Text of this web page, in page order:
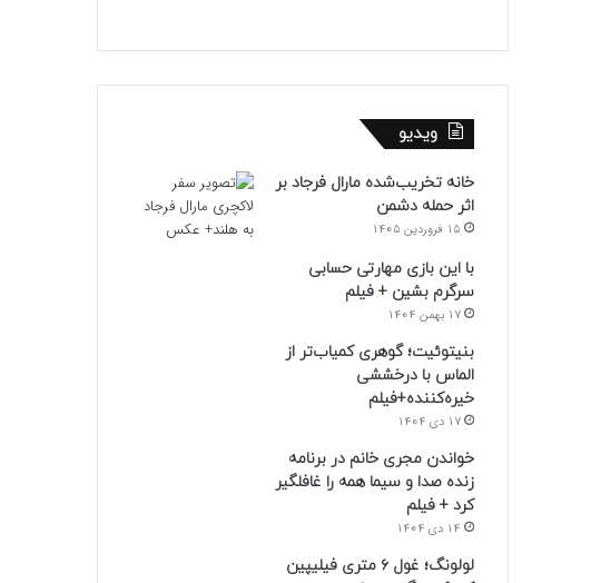
ویدیو
خانه تخریب‌شده مارال فرجاد بر
اثر حمله دشمن
15 فروردین 1405
با این بازی مهارتی حسابی
سرگرم بشین + فیلم
17 بهمن 1404
بنیتوئیت؛ گوهری کمیاب‌تر از
الماس با درخششی
خیره‌کننده+فیلم
17 دی 1404
خواندن مجری خانم در برنامه
زنده صدا و سیما همه را غافلگیر
کرد + فیلم
14 دی 1404
لولونگ؛ غول ۶ متری فیلیپین